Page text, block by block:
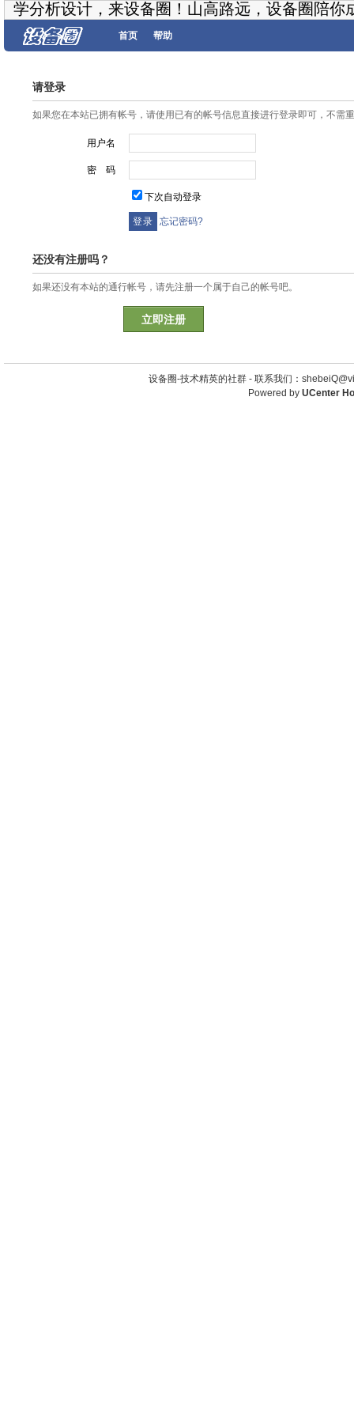
学分析设计，来设备圈！山高路远，设备圈陪你
首页 帮助
请登录
如果您在本站已拥有帐号，请使用已有的帐号信息直接进行登录即可，不需
用户名
密 码
下次自动登录
忘记密码?
还没有注册吗？
如果还没有本站的通行帐号，请先注册一个属于自己的帐号吧。
立即注册
设备圈-技术精英的社群 - 联系我们：
Powered by UCenter